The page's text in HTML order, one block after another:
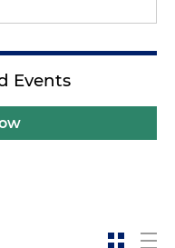
Events